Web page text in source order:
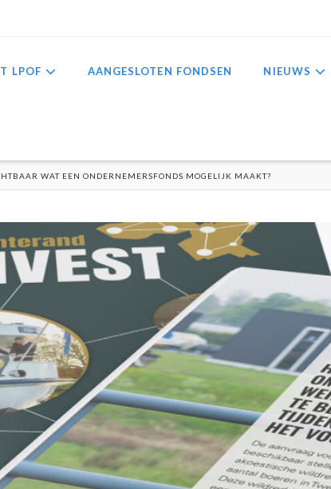
LPOF AANGESLOTEN FONDSEN NIEUWS
WAT EEN ONDERNEMERSFONDS MOGELIJK MAAKT?